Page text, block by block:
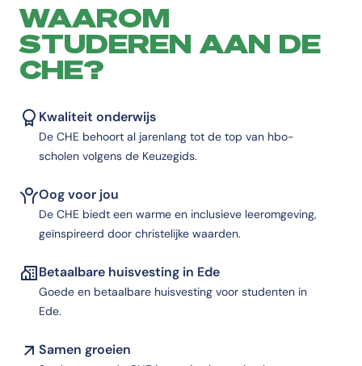
WAAROM
STUDEREN AAN DE
CHE?
Kwaliteit onderwijs
De CHE behoort al jarenlang tot de top van hbo-
scholen volgens de Keuzegids.
Oog voor jou
De CHE biedt een warme en inclusieve leeromgeving,
geïnspireerd door christelijke waarden.
Betaalbare huisvesting in Ede
Goede en betaalbare huisvesting voor studenten in
Ede.
Samen groeien